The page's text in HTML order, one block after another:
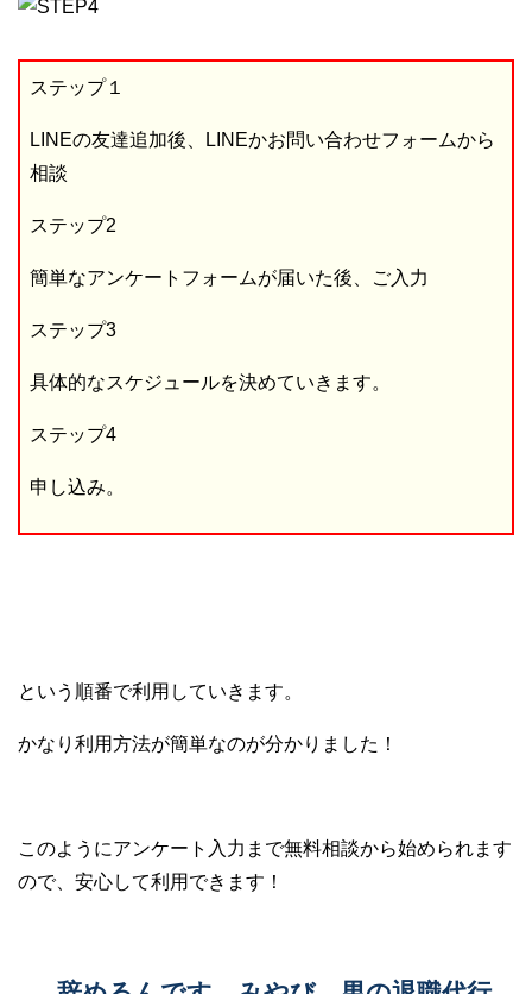
ステップ１
LINEの友達追加後、LINEかお問い合わせフォームから
相談
ステップ2
簡単なアンケートフォームが届いた後、ご入力
ステップ3
具体的なスケジュールを決めていきます。
ステップ4
申し込み。
という順番で利用していきます。
かなり利用方法が簡単なのが分かりました！
このようにアンケート入力まで無料相談から始められます
ので、安心して利用できます！